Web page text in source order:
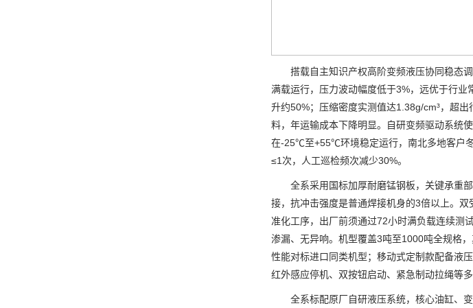
搭载自主知识产权高阶变频液压协同稳态调
满载运行，压力波动幅度低于3%，远优于行
升约50%；压缩密度实测值达1.38g/cm³，超
料，年运输成本下降明显。自研变频驱动系统
在-25℃至+55℃环境稳定运行，南北多地客户
≤1次，人工巡检频次减少30%。
全系采用国标加厚耐磨锰钢板，关键承重部
接，抗冲击强度是普通焊接机身的3倍以上。
准化工序，出厂前须通过72小时满负载连续
渗漏、无异响。机型覆盖3吨至1000吨全规格
性能对标进口同类机型；移动式定制款配备液
红外感应停机、双按钮启动、紧急制动拉绳等多
全系标配原厂自研液压系统，核心油缸、变